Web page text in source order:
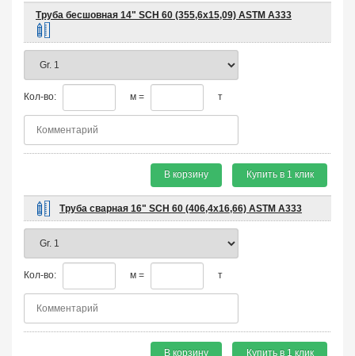
Труба бесшовная 14" SCH 60 (355,6х15,09) ASTM A333
Кол-во: м = т
В корзину Купить в 1 клик
Труба сварная 16" SCH 60 (406,4х16,66) ASTM A333
Кол-во: м = т
В корзину Купить в 1 клик